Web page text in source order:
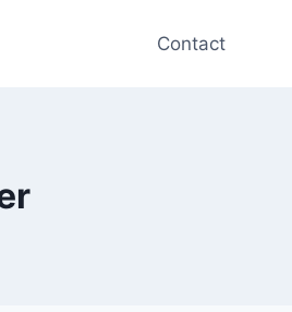
Contact